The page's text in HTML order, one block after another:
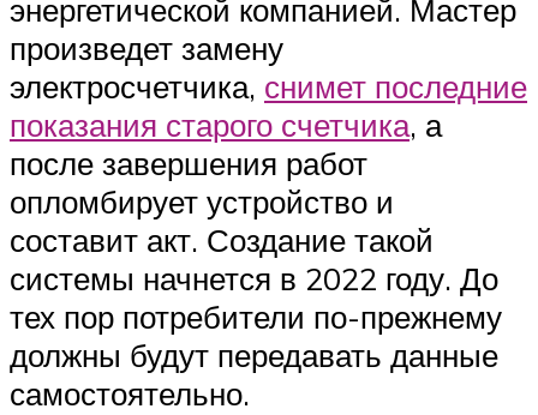
энергетической компанией. Мастер
произведет замену
электросчетчика, снимет последние
показания старого счетчика, а
после завершения работ
опломбирует устройство и
составит акт. Создание такой
системы начнется в 2022 году. До
тех пор потребители по-прежнему
должны будут передавать данные
самостоятельно.